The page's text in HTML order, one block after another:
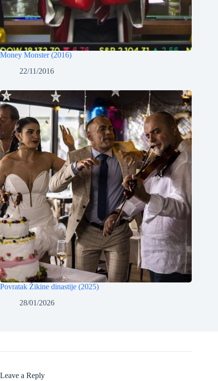
Money Monster (2016)
22/11/2016
Povratak Žikine dinastije (2025)
28/01/2026
Leave a Reply